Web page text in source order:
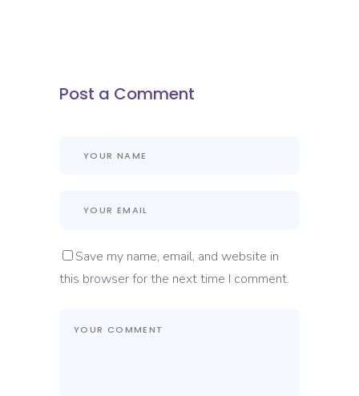
Post a Comment
Save my name, email, and website in
this browser for the next time I comment.